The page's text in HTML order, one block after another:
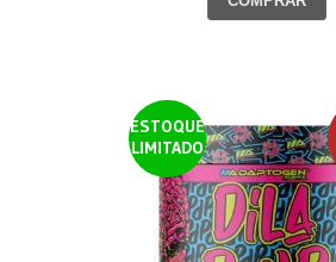
ESTOQUE
LIMITADO